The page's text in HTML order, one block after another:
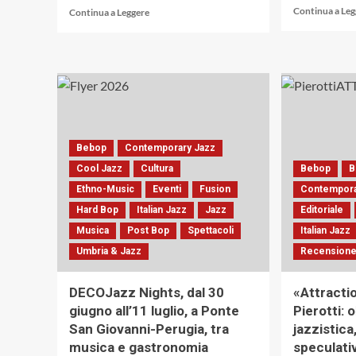
Continua a LeggereLeggi
Raccolta
di
Dollar
Brand
AKA
Abdullah
Ibrahim
(Enja
Continua a
Bebop
Contemporary Jazz
Cool Jazz
Cultura
Ethno-Music
Eventi
Fusion
Hard Bop
Italian Jazz
Jazz
Musica
Post Bop
Spettacoli
Umbria & Jazz
DECOJazz Nights, dal 30
giugno all’11 luglio, a Ponte
San Giovanni-Perugia, tra
musica e gastronomia
Bebop
Editoriale
Italian Jazz
Pierotti: